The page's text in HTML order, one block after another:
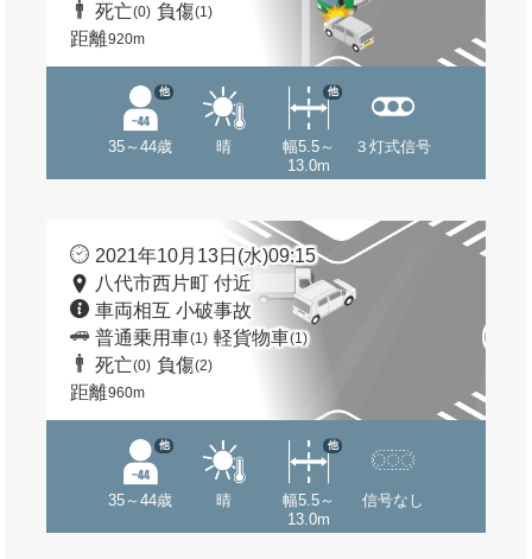
死亡(0) 負傷(1)
距離920m
35～44歳
他
晴
幅5.5～
13.0m
他
３灯式信号
2021年10月13日(水)09:15
八代市西片町 付近
車両相互 小破事故
普通乗用車(1) 軽貨物車(1)
死亡(0) 負傷(2)
距離960m
35～44歳
他
晴
幅5.5～
13.0m
他
信号なし